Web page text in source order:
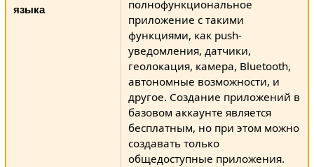
языка
полнофункциональное
приложение с такими
функциями, как push-
уведомления, датчики,
геолокация, камера, Bluetooth,
автономные возможности, и
другое. Создание приложений в
базовом аккаунте является
бесплатным, но при этом можно
создавать только
общедоступные приложения.